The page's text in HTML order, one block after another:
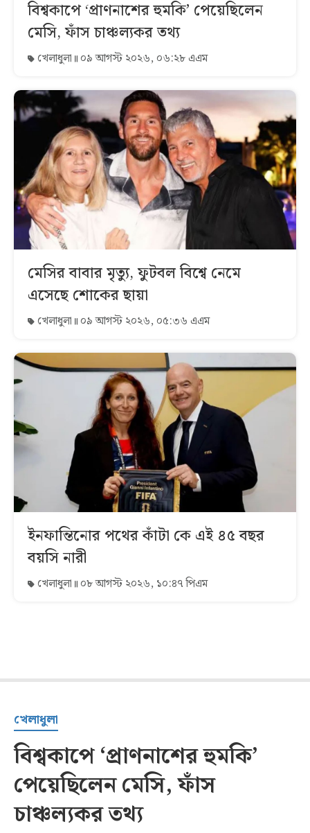
বিশ্বকাপে ‘প্রাণনাশের হুমকি’ পেয়েছিলেন
মেসি, ফাঁস চাঞ্চল্যকর তথ্য
খেলাধুলা ০৯ আগস্ট ২০২৬, ০৬:২৮ এএম
মেসির বাবার মৃত্যু, ফুটবল বিশ্বে নেমে
এসেছে শোকের ছায়া
খেলাধুলা ০৯ আগস্ট ২০২৬, ০৫:৩৬ এএম
ইনফান্তিনোর পথের কাঁটা কে এই ৪৫ বছর
বয়সি নারী
খেলাধুলা ০৮ আগস্ট ২০২৬, ১০:৪৭ পিএম
খেলাধুলা
বিশ্বকাপে ‘প্রাণনাশের হুমকি’
পেয়েছিলেন মেসি, ফাঁস
চাঞ্চল্যকর তথ্য